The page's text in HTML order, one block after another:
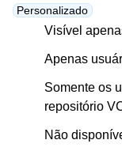
Personalizado
Visível
Apenas
Somente os
repositório
Não